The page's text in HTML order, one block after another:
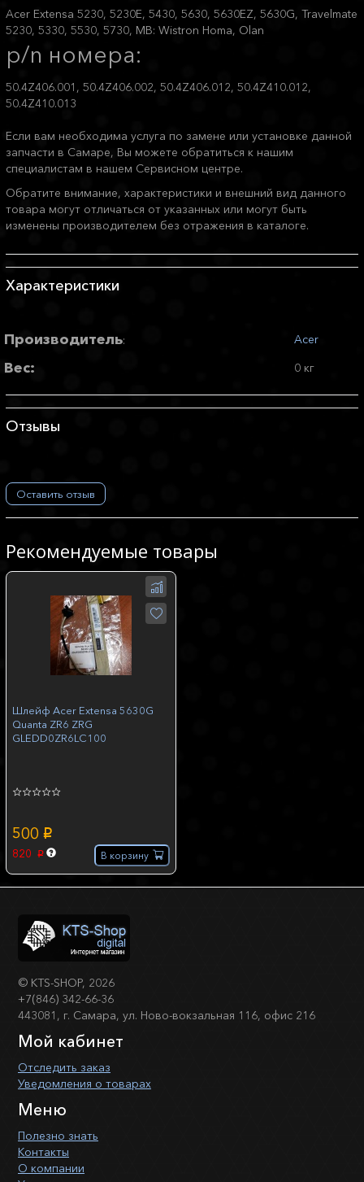
Acer Extensa 5230, 5230E, 5430, 5630, 5630EZ, 5630G, Travelmate
5230, 5330, 5530, 5730, MB: Wistron Homa, Olan
p/n номера:
50.4Z406.001, 50.4Z406.002, 50.4Z406.012, 50.4Z410.012,
50.4Z410.013
Если вам необходима услуга по замене или установке данной
запчасти в Самаре, Вы можете обратиться к нашим
специалистам в нашем Сервисном центре.
Обратите внимание, характеристики и внешний вид данного
товара могут отличаться от указанных или могут быть
изменены производителем без отражения в каталоге.
Характеристики
Производитель: Acer
Вес: 0 кг
Отзывы
Оставить отзыв
Рекомендуемые товары
Шлейф Acer Extensa 5630G
Quanta ZR6 ZRG
GLEDD0ZR6LC100
500 p
820 p В корзину
© KTS-SHOP, 2026
+7(846) 342-66-36
443081, г. Самара, ул. Ново-вокзальная 116, офис 216
Мой кабинет
Отследить заказ
Уведомления о товарах
Меню
Полезно знать
Контакты
О компании